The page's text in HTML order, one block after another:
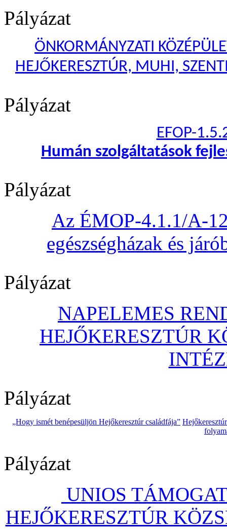
Pályázat
ÖNKORMÁNYZATI
HEJŐKERESZTÚR, MUHI,
Pályázat
EFOP-
Humán szolgáltatások
Pályázat
Az ÉMOP-4.1.1/A-
egészségházak és
Pályázat
NAPELEMES
HEJŐKERESZTÚR
Pályázat
„Hogy ismét benépesüljön Hejőkeresztúr családfája”
Pályázat
UNIOS
HEJŐKERESZTÚR